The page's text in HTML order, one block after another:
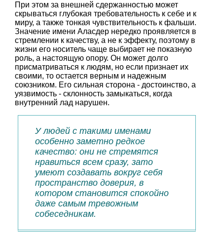
При этом за внешней сдержанностью может
скрываться глубокая требовательность к себе и к
миру, а также тонкая чувствительность к фальши.
Значение имени Аласдер нередко проявляется в
стремлении к качеству, а не к эффекту, поэтому в
жизни его носитель чаще выбирает не показную
роль, а настоящую опору. Он может долго
присматриваться к людям, но если признает их
своими, то остается верным и надежным
союзником. Его сильная сторона - достоинство, а
уязвимость - склонность замыкаться, когда
внутренний лад нарушен.
У людей с такими именами
особенно заметно редкое
качество: они не стремятся
нравиться всем сразу, зато
умеют создавать вокруг себя
пространство доверия, в
котором становится спокойно
даже самым тревожным
собеседникам.